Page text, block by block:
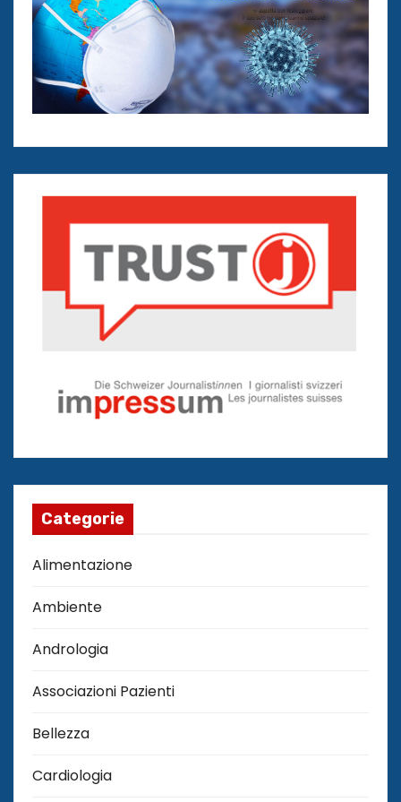
Categorie
Alimentazione
Ambiente
Andrologia
Associazioni Pazienti
Bellezza
Cardiologia